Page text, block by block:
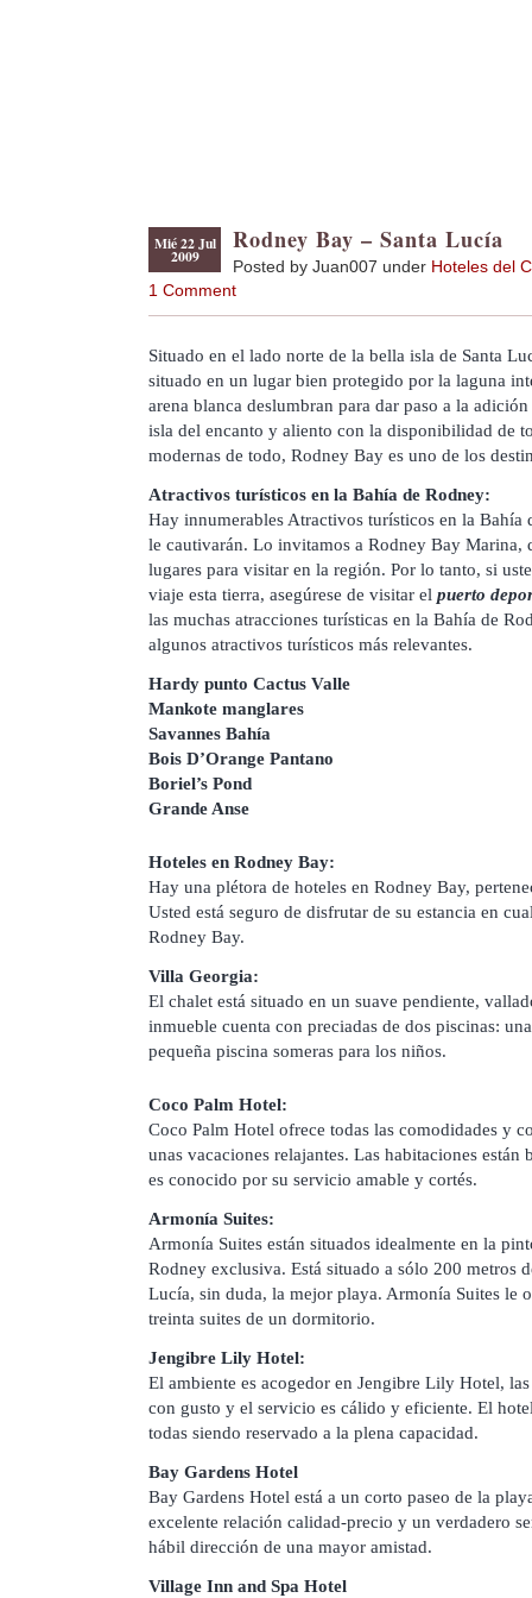
Mié 22 Jul
2009
Rodney Bay – Santa Lucía
Posted by Juan007 under Hoteles del
1 Comment
Situado en el lado norte de la bella isla de Santa
situado en un lugar bien protegido por la laguna
arena blanca deslumbran para dar paso a la
isla del encanto y aliento con la disponibilidad de
modernas de todo, Rodney Bay es uno de los
Atractivos turísticos en la Bahía de Rodney:
Hay innumerables Atractivos turísticos en la Bahía
le cautivarán. Lo invitamos a Rodney Bay Marina,
lugares para visitar en la región. Por lo tanto, si
viaje esta tierra, asegúrese de visitar el puerto
las muchas atracciones turísticas en la Bahía de
algunos atractivos turísticos más relevantes.
Hardy punto Cactus Valle
Mankote manglares
Savannes Bahía
Bois D’Orange Pantano
Boriel’s Pond
Grande Anse
Hoteles en Rodney Bay:
Hay una plétora de hoteles en Rodney Bay,
Usted está seguro de disfrutar de su estancia en
Rodney Bay.
Villa Georgia:
El chalet está situado en un suave pendiente,
inmueble cuenta con preciadas de dos piscinas:
pequeña piscina someras para los niños.
Coco Palm Hotel:
Coco Palm Hotel ofrece todas las comodidades y
unas vacaciones relajantes. Las habitaciones están
es conocido por su servicio amable y cortés.
Armonía Suites:
Armonía Suites están situados idealmente en la
Rodney exclusiva. Está situado a sólo 200 metros
Lucía, sin duda, la mejor playa. Armonía Suites le
treinta suites de un dormitorio.
Jengibre Lily Hotel:
El ambiente es acogedor en Jengibre Lily Hotel,
con gusto y el servicio es cálido y eficiente. El
todas siendo reservado a la plena capacidad.
Bay Gardens Hotel
Bay Gardens Hotel está a un corto paseo de la
excelente relación calidad-precio y un verdadero
hábil dirección de una mayor amistad.
Village Inn and Spa Hotel